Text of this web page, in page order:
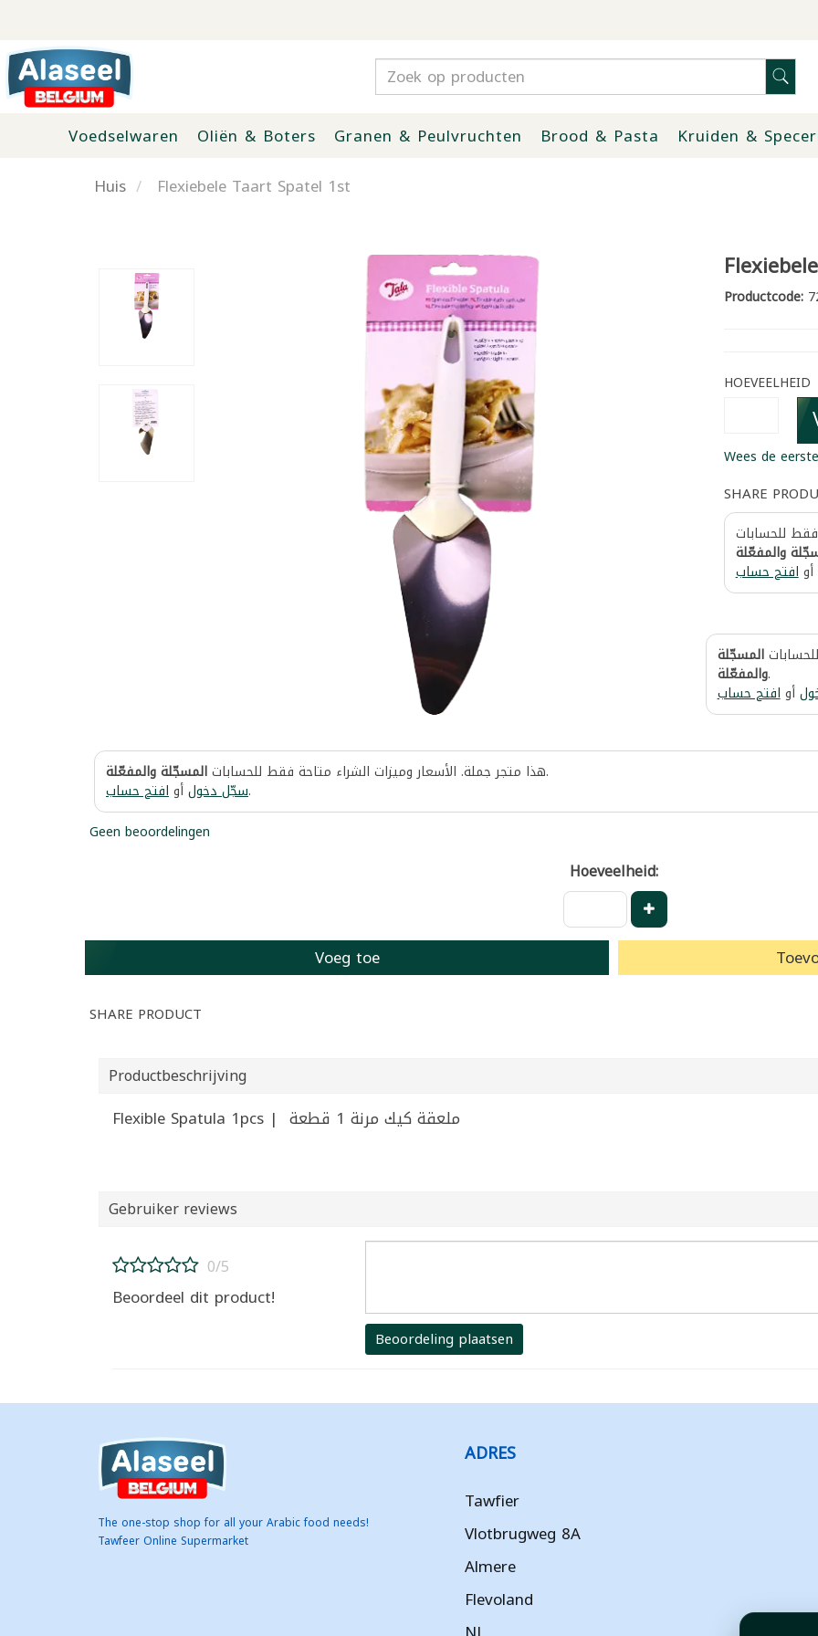
Voedselwaren Oliën & Boters Granen & Peulvruchten Brood & Pasta Kruiden &
Huis
Flexiebele Taart Spatel 1st
Productcode:
HOEVEELHEID
Wees de
SHARE
فقط للحسابات
والمفعّلة
أوافتح حساب
المسجّلة
والمفعّلة.
أوافتح حساب
هذا متجر جملة. الأسعار وميزات الشراء متاحة فقط للحساباتالمسجّلة والمفعّلة .
سجّل دخولأوافتح حساب
.
Geen beoordelingen
Hoeveelheid:
Voeg toe
SHARE PRODUCT
Productbeschrijving
Flexible Spatula 1pcs | ملعقة كيك مرنة 1 قطعة
Gebruiker reviews
0/5
Beoordeel dit product!
Beoordeling plaatsen
The one-stop shop for all your Arabic food needs!
Tawfeer Online Supermarket
ADRES
Tawfier
Vlotbrugweg 8A
Almere
Flevoland